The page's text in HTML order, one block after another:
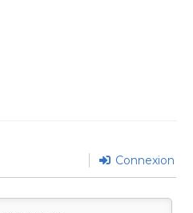
Connexion